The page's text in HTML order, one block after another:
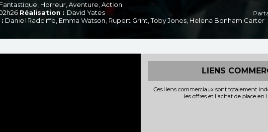
Fantastique, Horreur, Aventure, Action
Réalisation : David Yates
Daniel Radcliffe, Emma Watson, Rupert Grint, Toby Jones, Helena Bonham Carter
LIENS
Ces liens commerciaux sont totalement
les offres et l'achat de place en